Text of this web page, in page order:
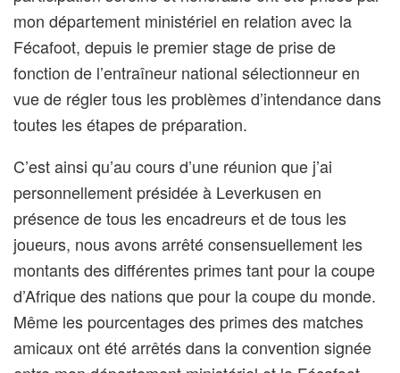
mon département ministériel en relation avec la
Fécafoot, depuis le premier stage de prise de
fonction de l’entraîneur national sélectionneur en
vue de régler tous les problèmes d’intendance dans
toutes les étapes de préparation.
C’est ainsi qu’au cours d’une réunion que j’ai
personnellement présidée à Leverkusen en
présence de tous les encadreurs et de tous les
joueurs, nous avons arrêté consensuellement les
montants des différentes primes tant pour la coupe
d’Afrique des nations que pour la coupe du monde.
Même les pourcentages des primes des matches
amicaux ont été arrêtés dans la convention signée